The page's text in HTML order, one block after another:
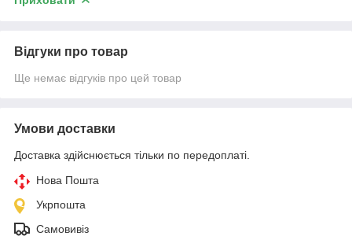
Відгуки про товар
Ще немає відгуків про цей товар
Умови доставки
Доставка здійснюється тільки по передоплаті.
Нова Пошта
Укрпошта
Самовивіз